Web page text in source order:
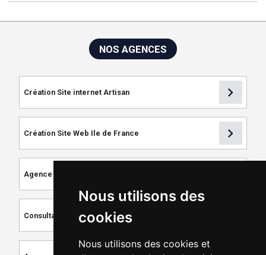
Nous utilisons des
cookies
Nous utilisons des cookies et
NOS AGENCES
Création Site internet Artisan chevron_right
Création Site Web Ile de France chevron_right
Agence de Référencement
Consultant SEO